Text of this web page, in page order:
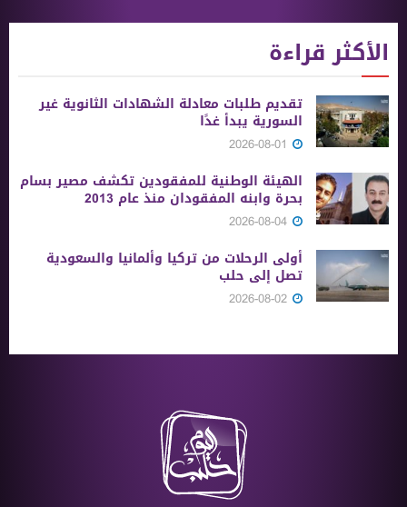
الأكثر قراءة
تقديم طلبات معادلة الشهادات الثانوية ‏غير
السورية يبدأ غدًا
الهيئة الوطنية للمفقودين تكشف مصير بسام
بحرة وابنه المفقودان منذ عام 2013
أولى الرحلات من ‏تركيا وألمانيا والسعودية
تصل إلى حلب